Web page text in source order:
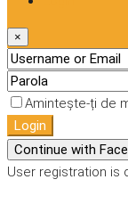
×
Amintește-ți de
Login
Continue with
User registration is